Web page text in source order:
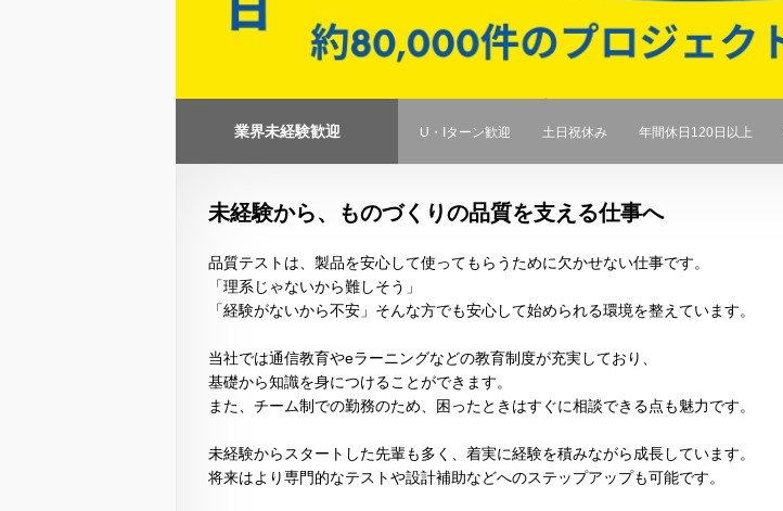
業界未経験歓迎 U・Iターン歓迎 土日祝休み 年間休日120日以上
未経験から、ものづくりの品質を支える仕事へ
品質テストは、製品を安心して使ってもらうために欠かせない仕事です。
「理系じゃないから難しそう」
「経験がないから不安」そんな方でも安心して始められる環境を整えています。
当社では通信教育やeラーニングなどの教育制度が充実しており、
基礎から知識を身につけることができます。
また、チーム制での勤務のため、困ったときはすぐに相談できる点も魅力です。
未経験からスタートした先輩も多く、着実に経験を積みながら成長しています。
将来はより専門的なテストや設計補助などへのステップアップも可能です。